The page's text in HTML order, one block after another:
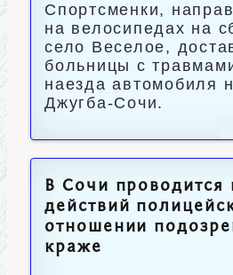
Спортсменки,
на велосипедах на
село Веселое,
больницы с
наезда автомобиля
Джугба-Сочи.
В Сочи проводится
действий
отношении
краже